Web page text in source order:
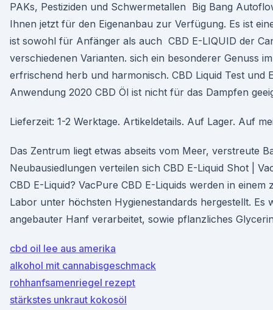
PAKs, Pestiziden und Schwermetallen Big Bang
Ihnen jetzt für den Eigenanbau zur Verfügung. Es ist
ist sowohl für Anfänger als auch CBD E-LIQUID der
verschiedenen Varianten. sich ein besonderer Genuss
erfrischend herb und harmonisch. CBD Liquid Test und
Anwendung 2020 CBD Öl ist nicht für das Dampfen
Lieferzeit: 1-2 Werktage. Artikeldetails. Auf Lager. Auf
Das Zentrum liegt etwas abseits vom Meer, verstreute
Neubausiedlungen verteilen sich CBD E-Liquid Shot |
CBD E-Liquid? VacPure CBD E-Liquids werden in
Labor unter höchsten Hygienestandards hergestellt. Es
angebauter Hanf verarbeitet, sowie pflanzliches
cbd oil lee aus amerika
alkohol mit cannabisgeschmack
rohhanfsamenriegel rezept
stärkstes unkraut kokosöl